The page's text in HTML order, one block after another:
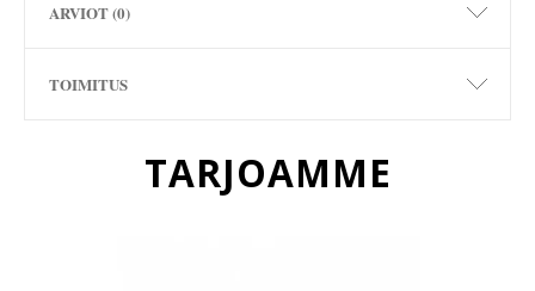
ARVIOT (0)
TOIMITUS
TARJOAMME